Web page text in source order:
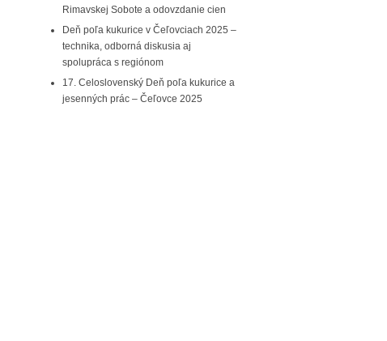
Rimavskej Sobote a odovzdanie cien
Deň poľa kukurice v Čeľovciach 2025 –
technika, odborná diskusia aj
spolupráca s regiónom
17. Celoslovenský Deň poľa kukurice a
jesenných prác – Čeľovce 2025